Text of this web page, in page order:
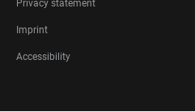
FOOTER
LEGAL
Privacy statement
Imprint
Accessibility